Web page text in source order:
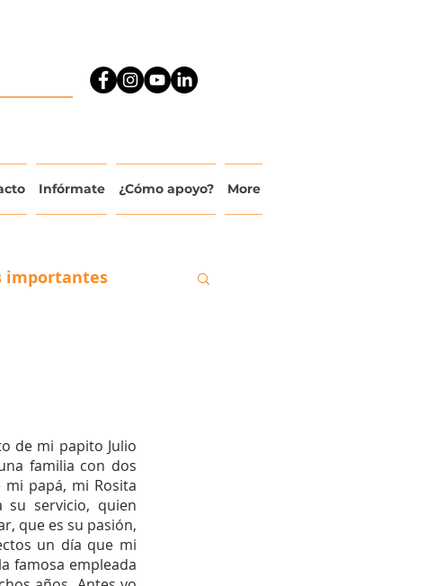
Infórmate ¿Cómo apoyo? More
importantes
de mi papito Julio
familia con dos
papá, mi Rosita
su servicio, quien
que es su pasión,
un día que mi
famosa empleada